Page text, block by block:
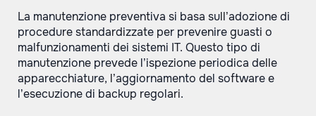
La manutenzione preventiva si basa sull’adozione di
procedure standardizzate per prevenire guasti o
malfunzionamenti dei sistemi IT. Questo tipo di
manutenzione prevede l’ispezione periodica delle
apparecchiature, l’aggiornamento del software e
l’esecuzione di backup regolari.